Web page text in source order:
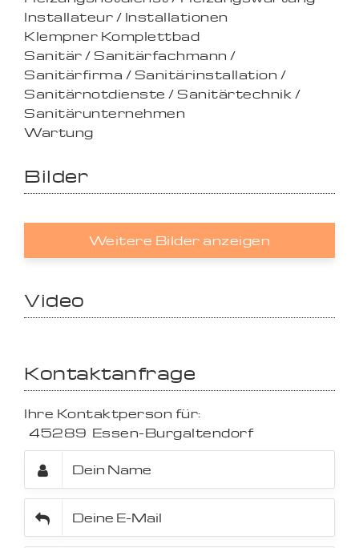
Installateur / Installationen
Klempner Komplettbad
Sanitär / Sanitärfachmann /
Sanitärfirma / Sanitärinstallation /
Sanitärnotdienste / Sanitärtechnik /
Sanitärunternehmen
Wartung
Bilder
Weitere Bilder anzeigen
Video
Kontaktanfrage
Ihre Kontaktperson für:
45289 Essen-Burgaltendorf